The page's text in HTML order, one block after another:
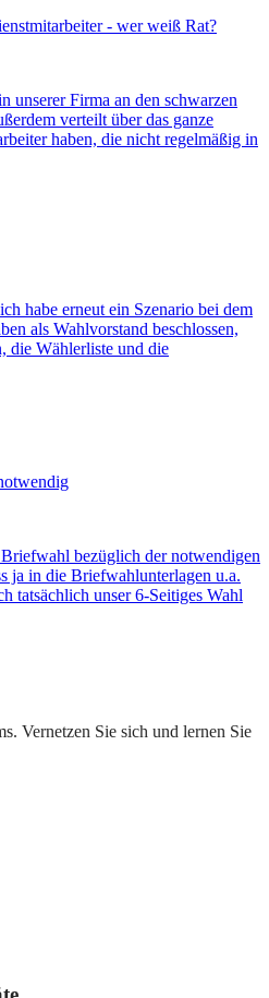
- wer weiß Rat?
unserer Firma an den schwarzen
verteilt über das ganze
haben, die nicht regelmäßig in
habe erneut ein Szenario bei dem
als Wahlvorstand beschlossen,
die Wählerliste und die
bezüglich der notwendigen
ja in die Briefwahlunterlagen u.a.
tatsächlich unser 6-Seitiges Wahl
Vernetzen Sie sich und lernen Sie